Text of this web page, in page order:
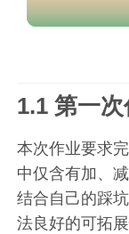
1.1 第一
本次作业要求
中仅含有加、
结合自己的踩
法良好的可拓